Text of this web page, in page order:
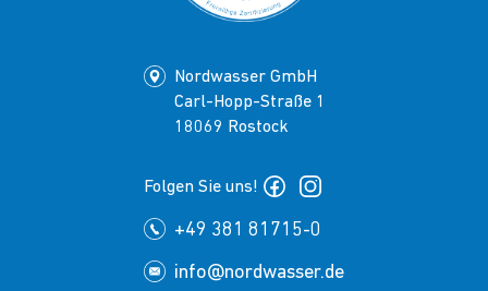
+49 381 81715-0
info@nordwasser.de
Nordwasser GmbH
Carl-Hopp-Straße 1
18069 Rostock
Folgen Sie uns!